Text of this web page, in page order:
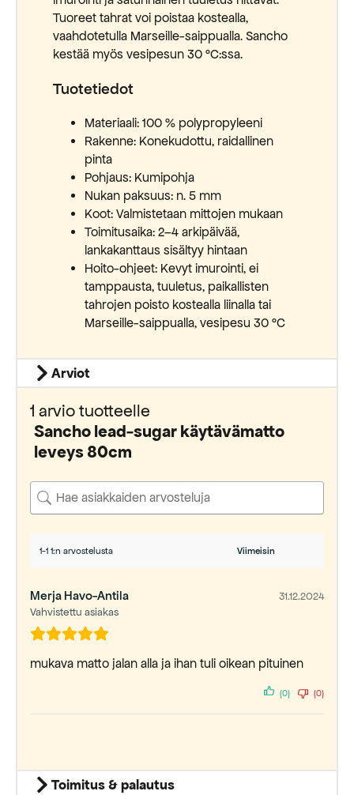
Tuoreet tahrat voi poistaa kostealla,
vaahdotetulla Marseille-saippualla. Sancho
kestää myös vesipesun 30 °C:ssa.
Tuotetiedot
Materiaali: 100 % polypropyleeni
Rakenne: Konekudottu, raidallinen
pinta
Pohjaus: Kumipohja
Nukan paksuus: n. 5 mm
Koot: Valmistetaan mittojen mukaan
Toimitusaika: 2–4 arkipäivää,
lankakanttaus sisältyy hintaan
Hoito-ohjeet: Kevyt imurointi, ei
tamppausta, tuuletus, paikallisten
tahrojen poisto kostealla liinalla tai
Marseille-saippualla, vesipesu 30 °C
Arviot
1 arvio tuotteelle
Sancho lead-sugar käytävämatto
leveys 80cm
1-1 1:n arvostelusta
Merja Havo-Antila
Vahvistettu asiakas
31.12.2024
mukava matto jalan alla ja ihan tuli oikean pituinen
(0) (0)
Toimitus & palautus